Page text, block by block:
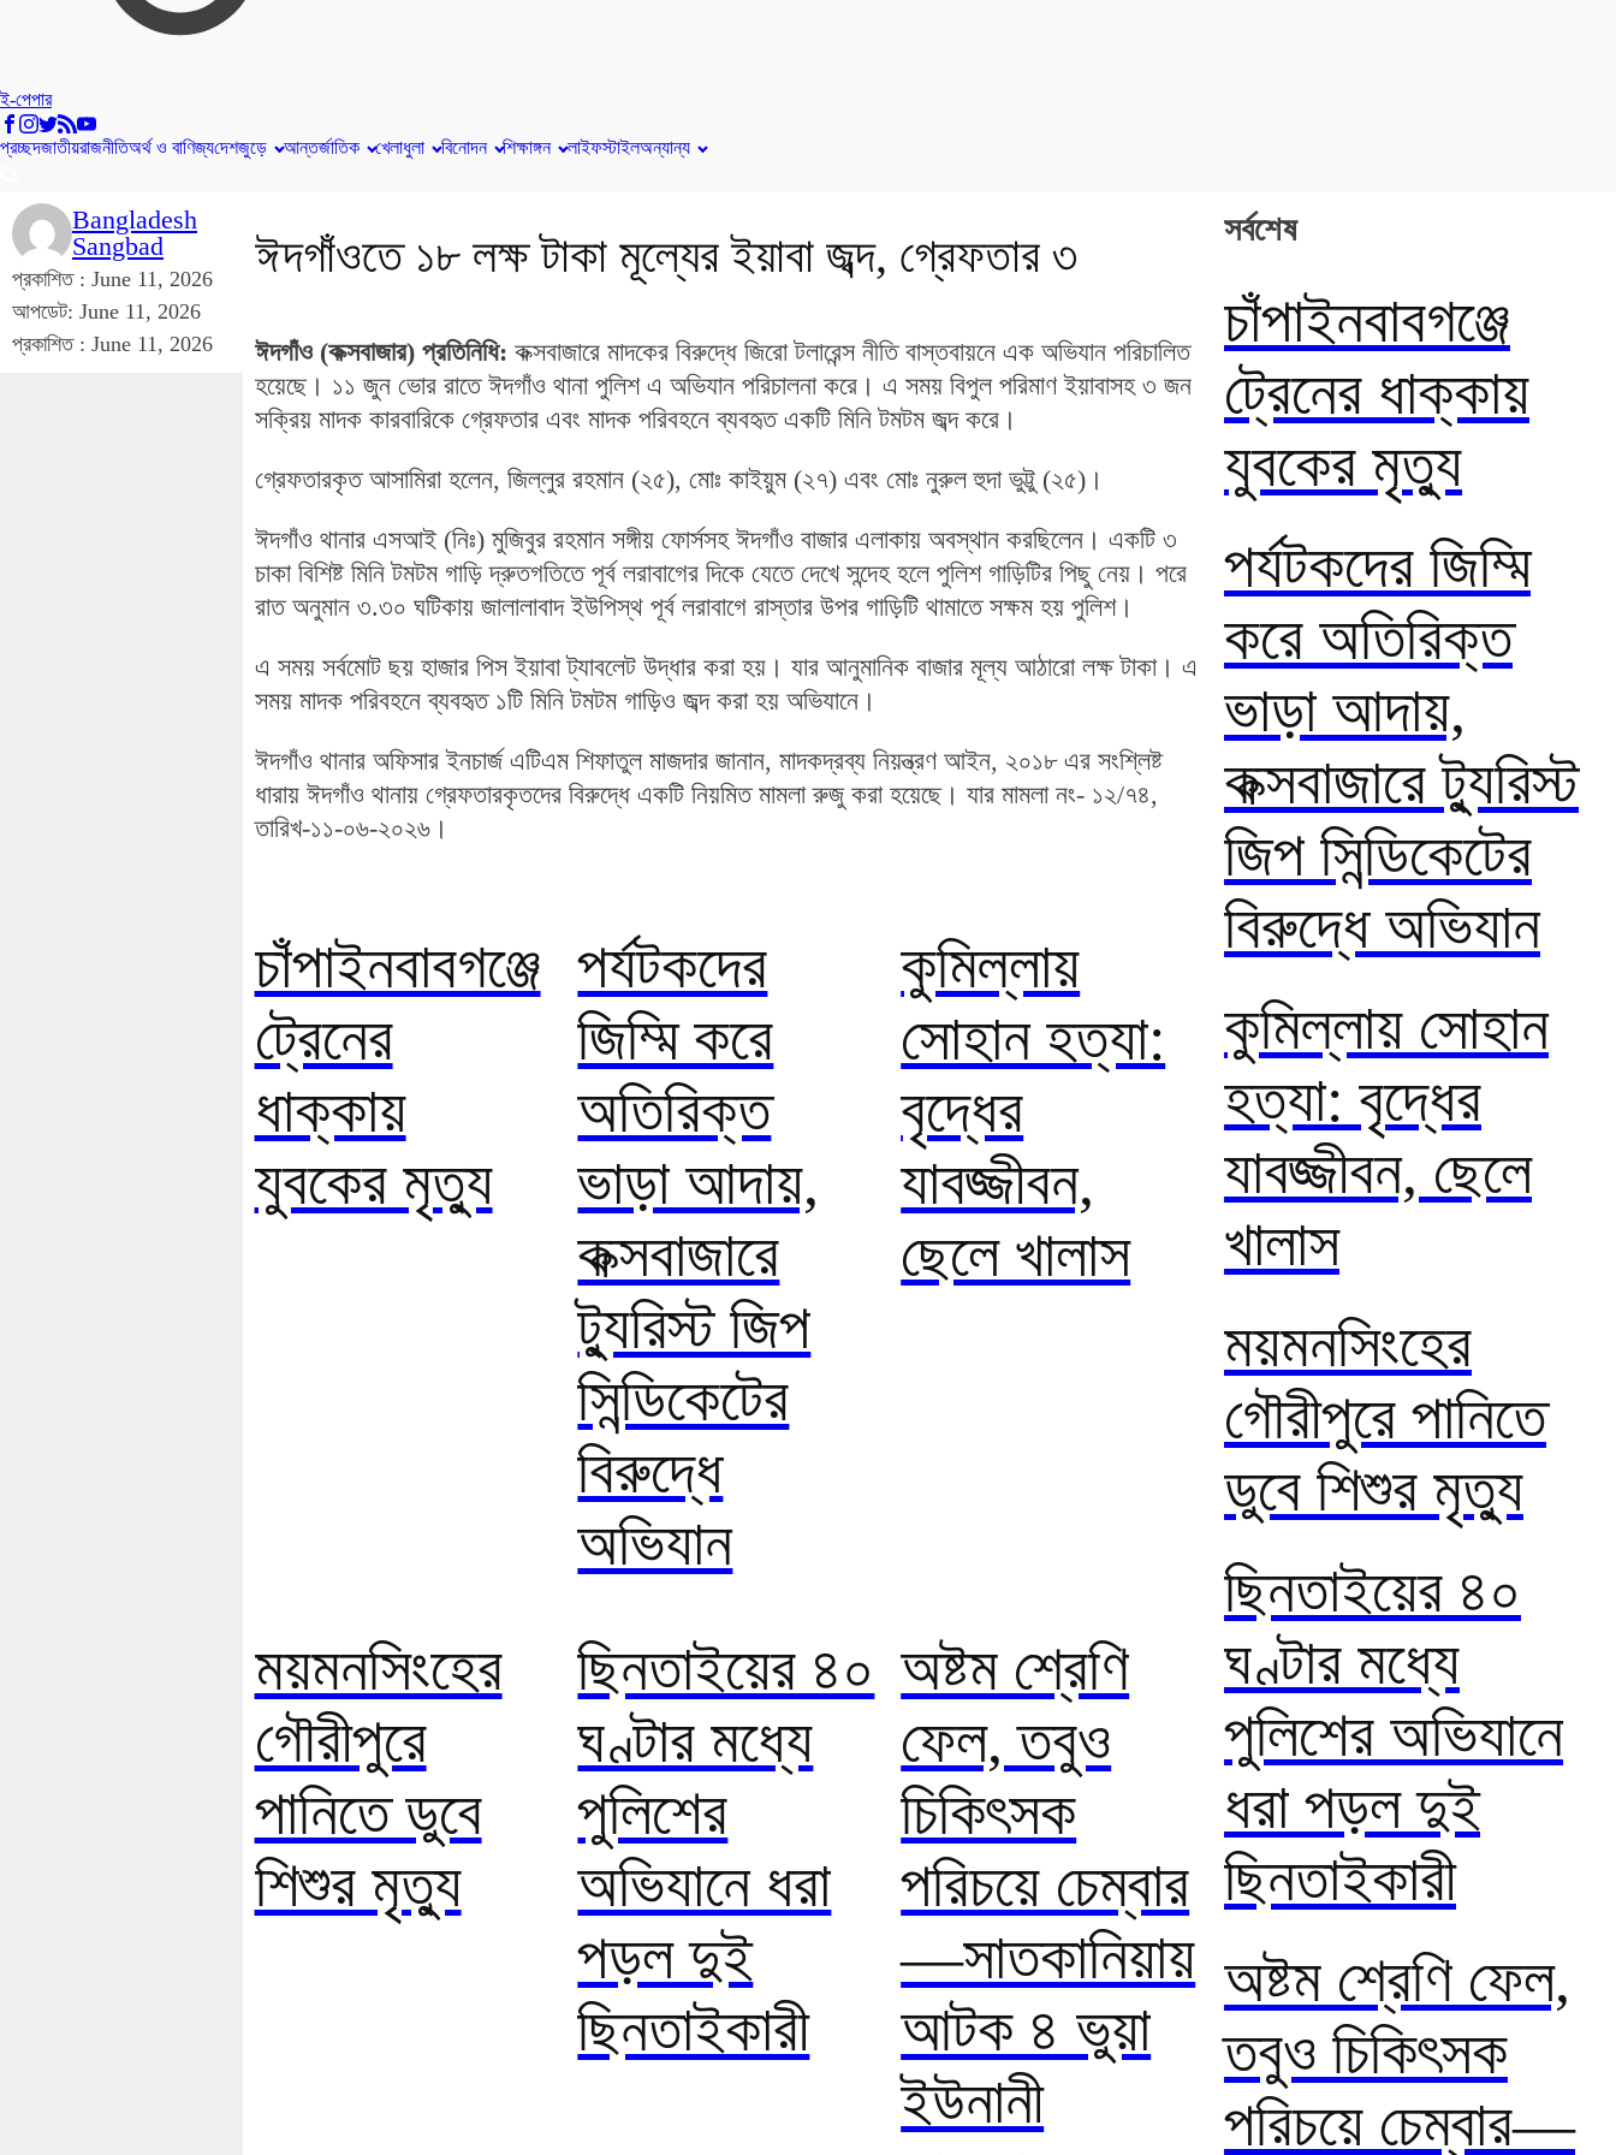
ই-পেপার
প্রচ্ছদজাতীয়রাজনীতিঅর্থ ও বাণিজ্যদেশজুড়ে আন্তর্জাতিক খেলাধুলা বিনোদন শিক্ষাঙ্গন লাইফস্টাইলঅন্যান্য
Bangladesh
Sangbad
প্রকাশিত : June 11, 2026
আপডেট: June 11, 2026
প্রকাশিত : June 11, 2026
ঈদগাঁওতে ১৮ লক্ষ টাকা মূল্যের ইয়াবা জব্দ, গ্রেফতার ৩
ঈদগাঁও (কক্সবাজার) প্রতিনিধি: কক্সবাজারে মাদকের বিরুদ্ধে জিরো টলারেন্স নীতি বাস্তবায়নে এক অভিযান পরিচালিত
হয়েছে। ১১ জুন ভোর রাতে ঈদগাঁও থানা পুলিশ এ অভিযান পরিচালনা করে। এ সময় বিপুল পরিমাণ ইয়াবাসহ ৩ জন
সক্রিয় মাদক কারবারিকে গ্রেফতার এবং মাদক পরিবহনে ব্যবহৃত একটি মিনি টমটম জব্দ করে।
গ্রেফতারকৃত আসামিরা হলেন, জিল্লুর রহমান (২৫), মোঃ কাইয়ুম (২৭) এবং মোঃ নুরুল হুদা ভুট্টু (২৫)।
ঈদগাঁও থানার এসআই (নিঃ) মুজিবুর রহমান সঙ্গীয় ফোর্সসহ ঈদগাঁও বাজার এলাকায় অবস্থান করছিলেন। একটি ৩
চাকা বিশিষ্ট মিনি টমটম গাড়ি দ্রুতগতিতে পূর্ব লরাবাগের দিকে যেতে দেখে সন্দেহ হলে পুলিশ গাড়িটির পিছু নেয়। পরে
রাত অনুমান ৩.৩০ ঘটিকায় জালালাবাদ ইউপিস্থ পূর্ব লরাবাগে রাস্তার উপর গাড়িটি থামাতে সক্ষম হয় পুলিশ।
এ সময় সর্বমোট ছয় হাজার পিস ইয়াবা ট্যাবলেট উদ্ধার করা হয়। যার আনুমানিক বাজার মূল্য আঠারো লক্ষ টাকা। এ
সময় মাদক পরিবহনে ব্যবহৃত ১টি মিনি টমটম গাড়িও জব্দ করা হয় অভিযানে।
ঈদগাঁও থানার অফিসার ইনচার্জ এটিএম শিফাতুল মাজদার জানান, মাদকদ্রব্য নিয়ন্ত্রণ আইন, ২০১৮ এর সংশ্লিষ্ট
ধারায় ঈদগাঁও থানায় গ্রেফতারকৃতদের বিরুদ্ধে একটি নিয়মিত মামলা রুজু করা হয়েছে। যার মামলা নং- ১২/৭৪,
তারিখ-১১-০৬-২০২৬।
চাঁপাইনবাবগঞ্জে
ট্রেনের
ধাক্কায়
যুবকের মৃত্যু
পর্যটকদের
জিম্মি করে
অতিরিক্ত
ভাড়া আদায়,
কক্সবাজারে
ট্যুরিস্ট জিপ
সিন্ডিকেটের
বিরুদ্ধে
অভিযান
কুমিল্লায়
সোহান হত্যা:
বৃদ্ধের
যাবজ্জীবন,
ছেলে খালাস
ময়মনসিংহের
গৌরীপুরে
পানিতে ডুবে
শিশুর মৃত্যু
ছিনতাইয়ের ৪০
ঘণ্টার মধ্যে
পুলিশের
অভিযানে ধরা
পড়ল দুই
ছিনতাইকারী
অষ্টম শ্রেণি
ফেল, তবুও
চিকিৎসক
পরিচয়ে চেম্বার
—সাতকানিয়ায়
আটক ৪ ভুয়া
ইউনানী
সর্বশেষ
চাঁপাইনবাবগঞ্জে
ট্রেনের ধাক্কায়
যুবকের মৃত্যু
পর্যটকদের জিম্মি
করে অতিরিক্ত
ভাড়া আদায়,
কক্সবাজারে ট্যুরিস্ট
জিপ সিন্ডিকেটের
বিরুদ্ধে অভিযান
কুমিল্লায় সোহান
হত্যা: বৃদ্ধের
যাবজ্জীবন, ছেলে
খালাস
ময়মনসিংহের
গৌরীপুরে পানিতে
ডুবে শিশুর মৃত্যু
ছিনতাইয়ের ৪০
ঘণ্টার মধ্যে
পুলিশের অভিযানে
ধরা পড়ল দুই
ছিনতাইকারী
অষ্টম শ্রেণি ফেল,
তবুও চিকিৎসক
পরিচয়ে চেম্বার—